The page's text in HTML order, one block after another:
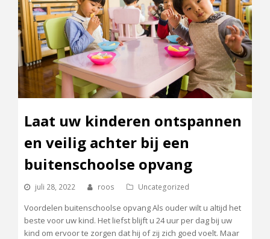
Laat uw kinderen ontspannen
en veilig achter bij een
buitenschoolse opvang
juli 28, 2022 roos Uncategorized
Voordelen buitenschoolse opvang Als ouder wilt u altijd het
beste voor uw kind. Het liefst blijft u 24 uur per dag bij uw
kind om ervoor te zorgen dat hij of zij zich goed voelt. Maar